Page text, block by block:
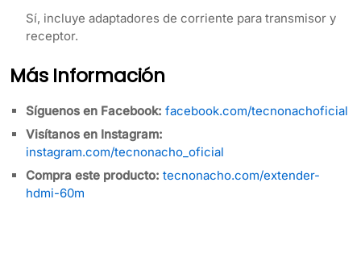
Sí, incluye adaptadores de corriente para transmisor y
receptor.
Más Información
Síguenos en Facebook: facebook.com/tecnonachoficial
Visítanos en Instagram:
instagram.com/tecnonacho_oficial
Compra este producto: tecnonacho.com/extender-
hdmi-60m